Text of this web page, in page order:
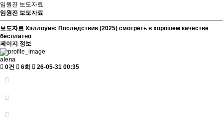
임원진 보도자료
임원진 보도자료
보도자료 Хэллоуин: Последствия (2025) смотреть в хорошем качестве
бесплатно
페이지 정보
alena
0건
6회 26-05-31 00:35